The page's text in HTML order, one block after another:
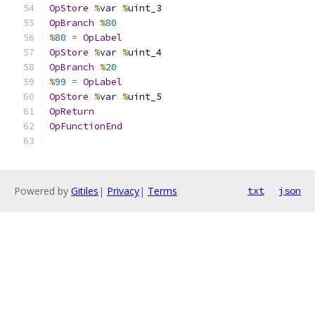
OpStore %var %uint_3
OpBranch %80
%80 = OpLabel
OpStore %var %uint_4
OpBranch %20
%99 = OpLabel
OpStore %var %uint_5
OpReturn
OpFunctionEnd
Powered by Gitiles | Privacy| Terms txt json